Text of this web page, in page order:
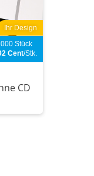
Ihr Design
Stück
Cent/Stk.
CD